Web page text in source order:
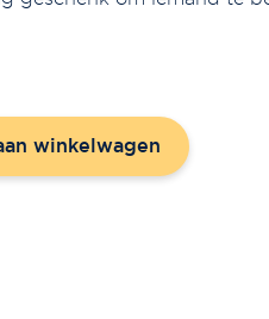
winkelwagen